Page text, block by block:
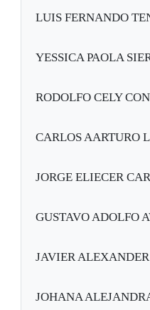
LUIS FERNANDO
YESSICA PAOLA
RODOLFO CELY
CARLOS AARTURO
JORGE ELIECER
GUSTAVO ADOLFO
JAVIER
JOHANA